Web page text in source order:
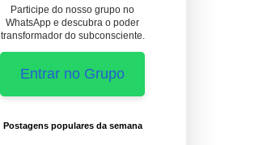
Participe do nosso grupo no
WhatsApp e descubra o poder
transformador do subconsciente.
Entrar no Grupo
Postagens populares da semana